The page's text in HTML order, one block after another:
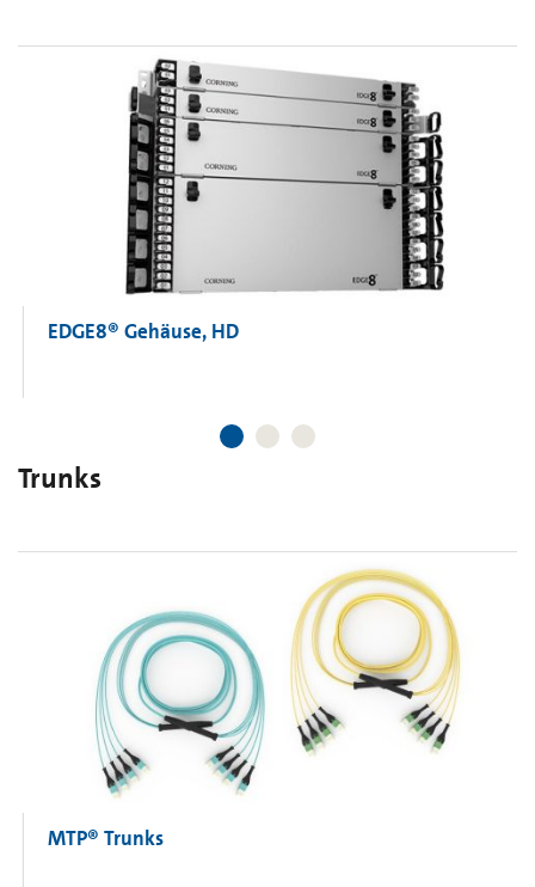
EDGE8® Systemkomponenten
EDGE8® - Übersicht der Systemvorteile
EDGE8® Gehäuse, HD
Trunks
MTP® Trunks